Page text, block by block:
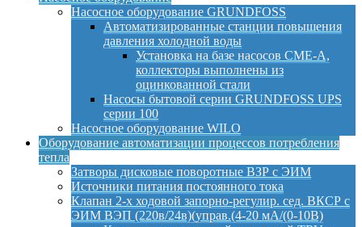
Насосное оборудование GRUNDFOSS
Автоматизированные станции повышения
давления холодной воды
Установка на базе насосов CME-A,
коллекторы выполнены из
оцинкованной стали
Насосы бытовой серии GRUNDFOSS UPS
серии 100
Насосное оборудование WILO
Оборудование автоматизации процессов потребления
тепла
Затворы дисковые поворотные ВЗР с ЭИМ
Источники питания постоянного тока
Клапан 2-х ходовой запорно-регулир. сед. ВКСР с
ЭИМ ВЭП (220в/24в)(управ.(4-20 мА/(0-10В)